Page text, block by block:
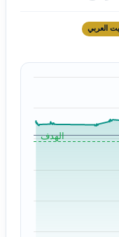
العربي
الهدف